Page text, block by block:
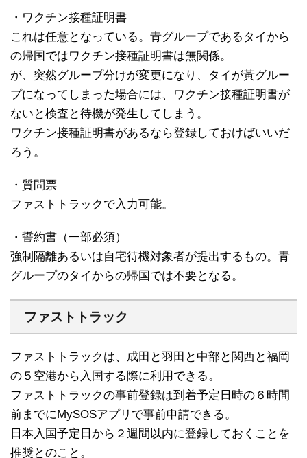
・ワクチン接種証明書
これは任意となっている。青グループであるタイから
の帰国ではワクチン接種証明書は無関係。
が、突然グループ分けが変更になり、タイが黃グルー
プになってしまった場合には、ワクチン接種証明書が
ないと検査と待機が発生してしまう。
ワクチン接種証明書があるなら登録しておけばいいだ
ろう。
・質問票
ファストトラックで入力可能。
・誓約書（一部必須）
強制隔離あるいは自宅待機対象者が提出するもの。青
グループのタイからの帰国では不要となる。
ファストトラック
ファストトラックは、成田と羽田と中部と関西と福岡
の５空港から入国する際に利用できる。
ファストトラックの事前登録は到着予定日時の６時間
前までにMySOSアプリで事前申請できる。
日本入国予定日から２週間以内に登録しておくことを
推奨とのこと。